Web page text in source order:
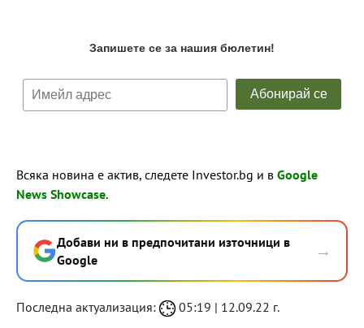
Всяка новина е актив, следете Investor.bg и в Google
News Showcase.
Добави ни в предпочитани източници в
Google
→
Последна актуализация: 05:19 | 12.09.22 г.